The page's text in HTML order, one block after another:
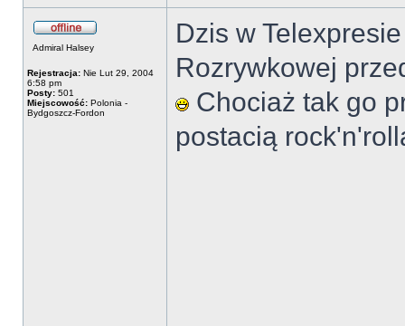
Admiral Halsey
Rejestracja: Nie Lut 29, 2004
6:58 pm
Posty: 501
Miejscowość: Polonia -
Bydgoszcz-Fordon
Dzis w
Rozrywkowej
Chociaż tak go
postacią